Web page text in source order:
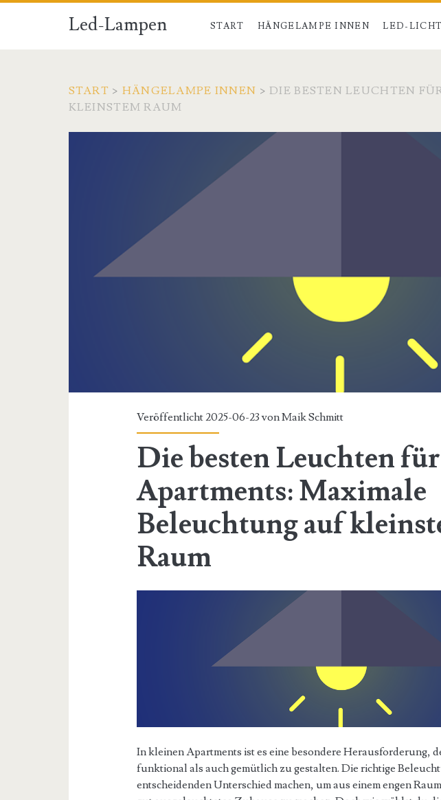
Led-Lampen START HÄNGELAMPE INNEN LED-
START > HÄNGELAMPE INNEN >DIE BESTEN LEUCHTEN
KLEINSTEM RAUM
Veröffentlicht 2025-06-23 vonMaik Schmitt
Die besten Leuchten
Apartments: Maximale
Beleuchtung auf
Raum
In kleinen Apartments ist es eine besondere Herausforderung,
funktional als auch gemütlich zu gestalten. Die richtige
entscheidenden Unterschied machen, um aus einem engen